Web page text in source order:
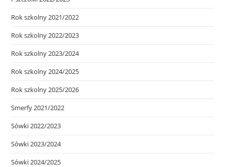
Rok szkolny 2021/2022
Rok szkolny 2022/2023
Rok szkolny 2023/2024
Rok szkolny 2024/2025
Rok szkolny 2025/2026
Smerfy 2021/2022
Sówki 2022/2023
Sówki 2023/2024
Sówki 2024/2025